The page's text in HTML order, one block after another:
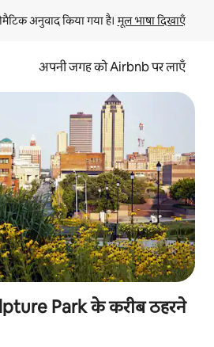
अनुवाद किया गया है। मूल भाषा दिखाएँ
अपनी जगह को Airbnb पर लाएँ
Park के करीब ठहरने